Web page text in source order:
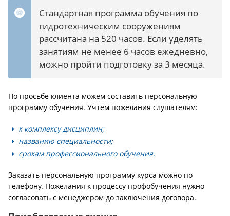
Стандартная программа обучения по
гидротехническим сооружениям
рассчитана на 520 часов. Если уделять
занятиям не менее 6 часов ежедневно,
можно пройти подготовку за 3 месяца.
По просьбе клиента можем составить персональную
программу обучения. Учтем пожелания слушателям:
к комплексу дисциплин;
названию специальности;
срокам профессионального обучения.
Заказать персональную программу курса можно по
телефону. Пожелания к процессу профобучения нужно
согласовать с менеджером до заключения договора.